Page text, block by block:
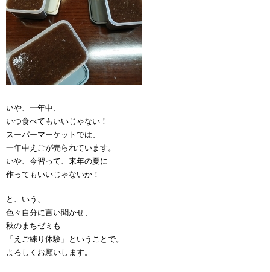
いや、一年中、
いつ食べてもいいじゃない！
スーパーマーケットでは、
一年中えごが売られています。
いや、今習って、来年の夏に
作ってもいいじゃないか！
と、いう、
色々自分に言い聞かせ、
秋のまちゼミも
「えご練り体験」ということで。
よろしくお願いします。